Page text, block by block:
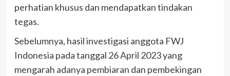
perhatian khusus dan mendapatkan tindakan
tegas.
Sebelumnya, hasil investigasi anggota FWJ
Indonesia pada tanggal 26 April 2023 yang
mengarah adanya pembiaran dan pembekingan